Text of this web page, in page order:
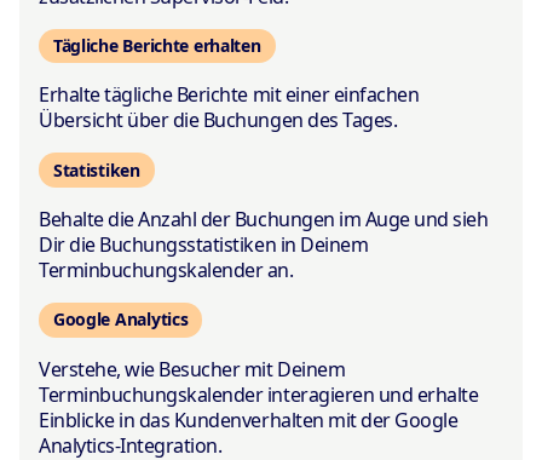
Tägliche Berichte erhalten
Erhalte tägliche Berichte mit einer einfachen
Übersicht über die Buchungen des Tages.
Statistiken
Behalte die Anzahl der Buchungen im Auge und sieh
Dir die Buchungsstatistiken in Deinem
Terminbuchungskalender an.
Google Analytics
Verstehe, wie Besucher mit Deinem
Terminbuchungskalender interagieren und erhalte
Einblicke in das Kundenverhalten mit der Google
Analytics-Integration.